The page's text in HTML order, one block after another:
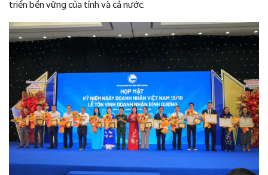
triển bền vững của tỉnh và cả nước.